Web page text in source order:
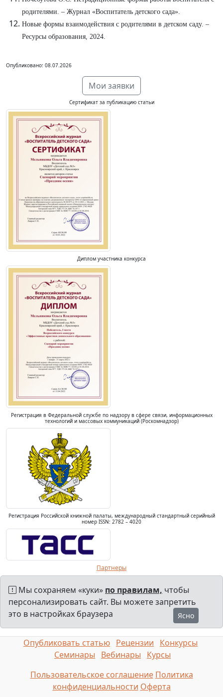
родителями. – Журнал «Воспитатель детского сада».
Новые формы взаимодействия с родителями в детском саду. –
Ресурсы образования, 2024.
Опубликовано: 08.07.2026
Мои заявки
Сертификат за публикацию статьи
Диплом участника конкурса
Регистрация в Федеральной службе по надзору в сфере связи, информационных
технологий и массовых коммуникаций (Роскомнадзор)
Регистрация Российской книжной палаты, международный стандартный серийный
номер ISSN: 2782 – 4020
Партнеры
Мы сохраняем «куки» по правилам, чтобы
персонализировать сайт. Вы можете запретить
это в настройках браузера
Ясно
Опубликовать статью Рецензии
Конкурсы
Семинары
Вебинары
Курсы
Пользовательское соглашение Политика
конфиденциальности Оферта